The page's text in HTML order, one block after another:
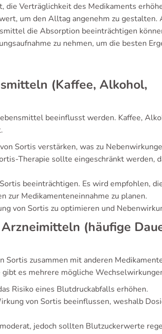
die Verträglichkeit des Medikaments
um den Alltag angenehm zu gestalten.
die Absorption beeinträchtigen
zu nehmen, um die besten
(Kaffee, Alkohol,
beeinflusst werden. Kaffee,
Sortis verstärken, was zu
Therapie sollte eingeschränkt werden,
beeinträchtigen. Es wird empfohlen,
zur Medikamenteneinnahme zu planen.
von Sortis zu optimieren und
(häufige
Sortis zusammen mit anderen
es mehrere mögliche
Risiko eines Blutdruckabfalls erhöhen.
von Sortis beeinflussen, weshalb
jedoch sollten Blutzuckerwerte